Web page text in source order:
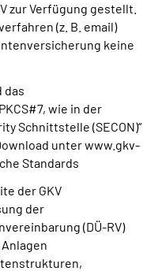
zur Verfügung gestellt.
(z. B. email)
keine
das
wie in der
Schnittstelle (SECON)“
unter www.gkv-
Standards
der GKV
der
(DÜ-RV)